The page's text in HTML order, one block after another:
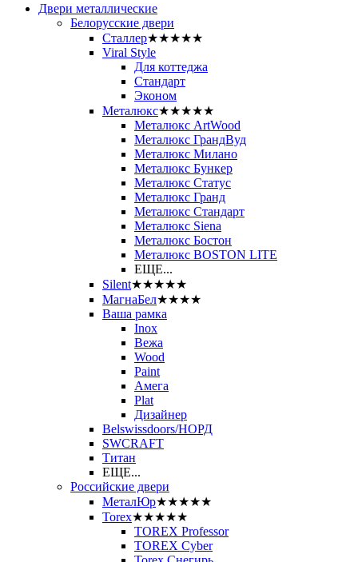
Двери металлические
Белорусские двери
Сталлер★★★★★
Viral Style
Для коттеджа
Стандарт
Эконом
Металюкс★★★★★
Металюкс ArtWood
Металюкс ГрандВуд
Металюкс Милано
Металюкс Бункер
Металюкс Статус
Металюкс Гранд
Металюкс Стандарт
Металюкс Siena
Металюкс Бостон
Металюкс BOSTON LITE
ЕЩЕ...
Silent★★★★★
МагнаБел★★★★
Ваша рамка
Inox
Вежа
Wood
Paint
Амега
Plat
Дизайнер
Belswissdoors/НОРД
SWCRAFT
Титан
ЕЩЕ...
Российские двери
МеталЮр★★★★★
Torex★★★★★
TOREX Professor
TOREX Cyber